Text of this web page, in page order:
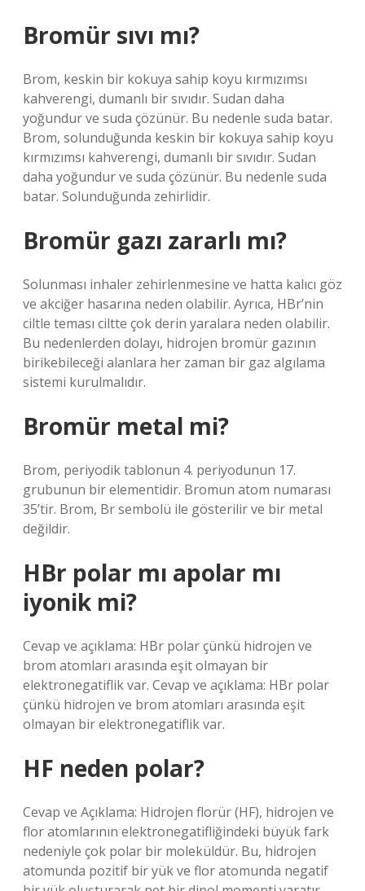
Bromür sıvı mı?
Brom, keskin bir kokuya sahip koyu kırmızımsı
kahverengi, dumanlı bir sıvıdır. Sudan daha
yoğundur ve suda çözünür. Bu nedenle suda batar.
Brom, solunduğunda keskin bir kokuya sahip koyu
kırmızımsı kahverengi, dumanlı bir sıvıdır. Sudan
daha yoğundur ve suda çözünür. Bu nedenle suda
batar. Solunduğunda zehirlidir.
Bromür gazı zararlı mı?
Solunması inhaler zehirlenmesine ve hatta kalıcı göz
ve akciğer hasarına neden olabilir. Ayrıca, HBr’nin
ciltle teması ciltte çok derin yaralara neden olabilir.
Bu nedenlerden dolayı, hidrojen bromür gazının
birikebileceği alanlara her zaman bir gaz algılama
sistemi kurulmalıdır.
Bromür metal mi?
Brom, periyodik tablonun 4. periyodunun 17.
grubunun bir elementidir. Bromun atom numarası
35’tir. Brom, Br sembolü ile gösterilir ve bir metal
değildir.
HBr polar mı apolar mı
iyonik mi?
Cevap ve açıklama: HBr polar çünkü hidrojen ve
brom atomları arasında eşit olmayan bir
elektronegatiflik var. Cevap ve açıklama: HBr polar
çünkü hidrojen ve brom atomları arasında eşit
olmayan bir elektronegatiflik var.
HF neden polar?
Cevap ve Açıklama: Hidrojen florür (HF), hidrojen ve
flor atomlarının elektronegatifliğindeki büyük fark
nedeniyle çok polar bir moleküldür. Bu, hidrojen
atomunda pozitif bir yük ve flor atomunda negatif